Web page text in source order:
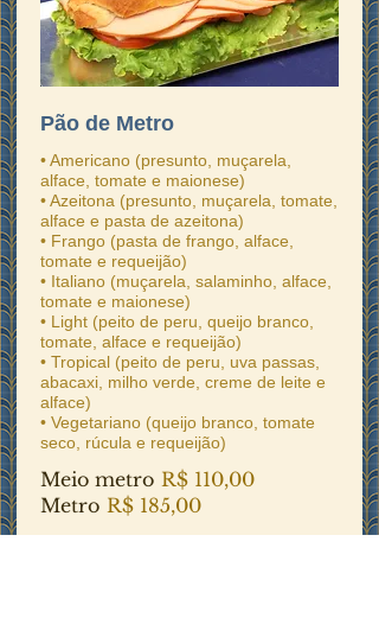
Pão de Metro
• Americano (presunto, muçarela,
alface, tomate e maionese)
• Azeitona (presunto, muçarela, tomate,
alface e pasta de azeitona)
• Frango (pasta de frango, alface,
tomate e requeijão)
• Italiano (muçarela, salaminho, alface,
tomate e maionese)
• Light (peito de peru, queijo branco,
tomate, alface e requeijão)
• Tropical (peito de peru, uva passas,
abacaxi, milho verde, creme de leite e
alface)
• Vegetariano (queijo branco, tomate
Meio metro R$ 110,00
Metro R$ 185,00